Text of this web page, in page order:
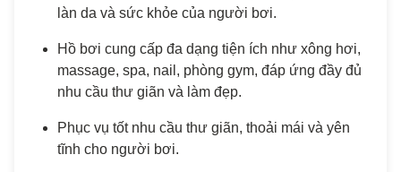
làn da và sức khỏe của người bơi.
Hồ bơi cung cấp đa dạng tiện ích như xông hơi,
massage, spa, nail, phòng gym, đáp ứng đầy đủ
nhu cầu thư giãn và làm đẹp.
Phục vụ tốt nhu cầu thư giãn, thoải mái và yên
tĩnh cho người bơi.